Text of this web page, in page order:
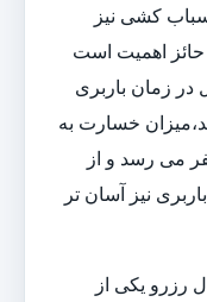
کشی نیز
حائز اهمیت است
در زمان باربری
خسارت به
می رسد و از
نیز آسان تر
رزرو یکی از